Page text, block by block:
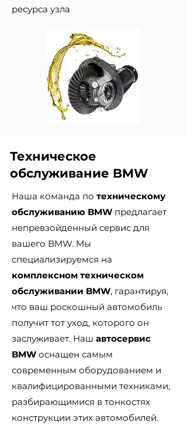
ресурса узла
Техническое
обслуживание BMW
Наша команда по техническому
обслуживанию BMW предлагает
непревзойденный сервис для
вашего BMW. Мы
специализируемся на
комплексном техническом
обслуживании BMW, гарантируя,
что ваш роскошный автомобиль
получит тот уход, которого он
заслуживает. Наш автосервис
BMW оснащен самым
современным оборудованием и
квалифицированными техниками,
разбирающимися в тонкостях
конструкции этих автомобилей.